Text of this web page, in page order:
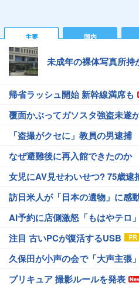
主要 国内
未成年の裸体写真所持
帰省ラッシュ開始 新幹線満席も
覆面かぶってガソスタ強盗未遂
「盗撮がクセに」教員の男逮捕
なぜ避難後に再入館できたのか
女児にAV見せわいせつ? 75歳逮
訪日米人が「日本の遺物」に感
AI予約に店側激怒「もはやテロ」
注目 古いPCが復活するUSB
久保田が小声の会で「大声主張」
プリキュア 撮影ルールを発表